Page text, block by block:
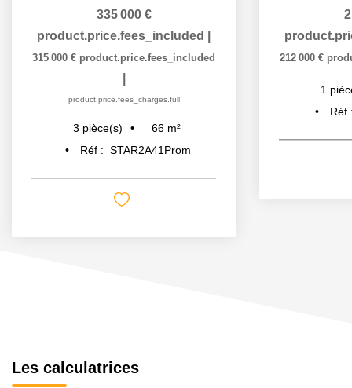
335 000 €
product.price.fees_included
315 000 € product.price.fees_included
product.price.fees_charges.full
3 pièce(s) 66 m²
Réf : STAR2A41Prom
212 000 €
1
Réf
Les calculatrices